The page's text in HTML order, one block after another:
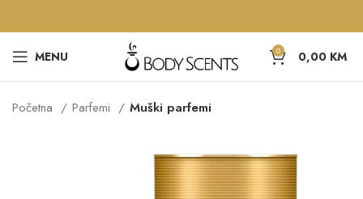
MENU 0 0,00 KM
Početna Parfemi Muški parfemi